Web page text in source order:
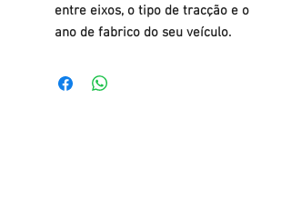
entre eixos, o tipo de tracção e o
ano de fabrico do seu veículo.